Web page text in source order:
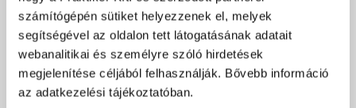
számítógépén sütiket helyezzenek el, melyek
segítségével az oldalon tett látogatásának adatait
webanalitikai és személyre szóló hirdetések
megjelenítése céljából felhasználják. Bővebb információ
az adatkezelési tájékoztatóban.
Csomagolási és súly információk
Dokumentumok, felelős személy